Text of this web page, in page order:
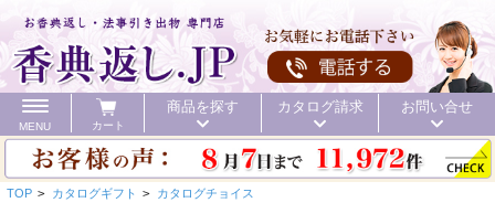
MENU カート
商品を探す カタログ請求 お問い合せ
TOP > カタログギフト > カタログチョイス